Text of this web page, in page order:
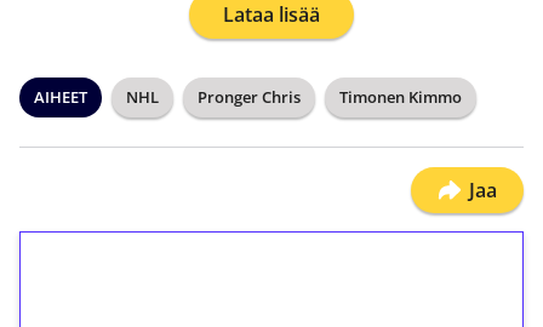
Lataa lisää
AIHEET NHL Pronger Chris Timonen Kimmo
Jaa